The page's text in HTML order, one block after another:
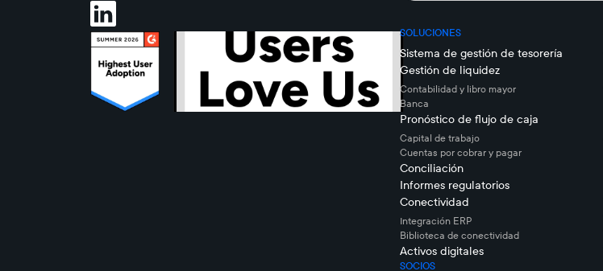
SOLUCIONES
Sistema de gestión de tesorería
Gestión de liquidez
Contabilidad y libro mayor
Banca
Pronóstico de flujo de caja
Capital de trabajo
Cuentas por cobrar y pagar
Conciliación
Informes regulatorios
Conectividad
Integración ERP
Biblioteca de conectividad
Activos digitales
SOCIOS